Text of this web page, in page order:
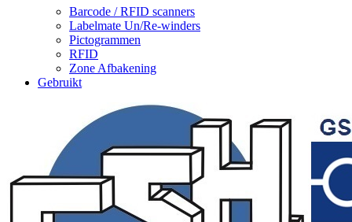
Barcode / RFID scanners
Labelmate Un/Re-winders
Pictogrammen
RFID
Zone Afbakening
Gebruikt